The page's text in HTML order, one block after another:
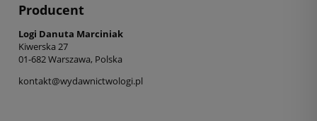
Producent
Logi Danuta Marciniak
Kiwerska 27
01-682 Warszawa, Polska
kontakt@wydawnictwologi.pl